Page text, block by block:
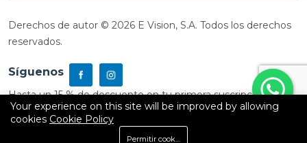
Derechos de autor © 2026 E Vision, S.A. Todos los derechos
reservados.
Síguenos
Hasta un 15 % de descuento en tu primera suscripción
Your experience on this site will be improved by allowing
cookies Cookie Policy
Permitir cookies